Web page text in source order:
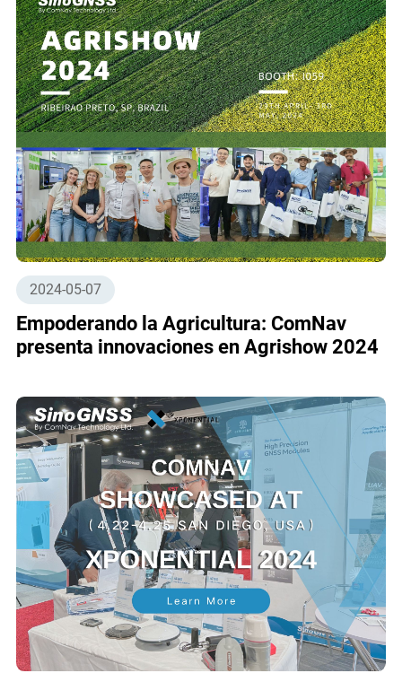
2024-05-07
Empoderando la Agricultura: ComNav
presenta innovaciones en Agrishow 2024